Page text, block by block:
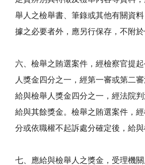
舉人之檢舉書、筆錄或其他有關資
據之必要者外，應另行保存，不附於
六、檢舉之賄選案件，經檢察官提
人獎金四分之一，經第一審或第二審
給與檢舉人獎金四分之一，經法院
給與其餘獎金。檢舉之賄選案件，
分或依職權不起訴處分確定後，給與
七、應給與檢舉人之獎金，受理機